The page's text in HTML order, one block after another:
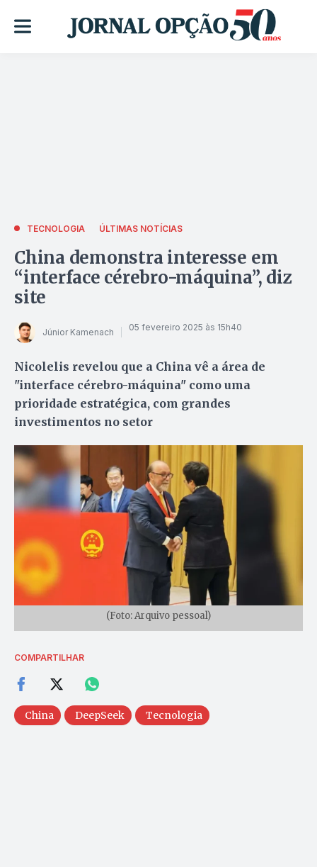
TECNOLOGIA ÚLTIMAS NOTÍCIAS
China demonstra interesse em
“interface cérebro-máquina”, diz
site
Júnior Kamenach 05 fevereiro 2025 às 15h40
Nicolelis revelou que a China vê a área de
"interface cérebro-máquina" como uma
prioridade estratégica, com grandes
investimentos no setor
(Foto: Arquivo pessoal)
COMPARTILHAR
China DeepSeek Tecnologia